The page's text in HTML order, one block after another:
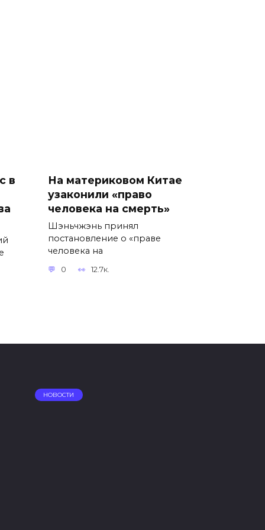
в
На материковом Китае
узаконили «право
человека на смерть»
Шэньчжэнь принял
постановление о «праве
человека на
0 12.7к.
НОВОСТИ